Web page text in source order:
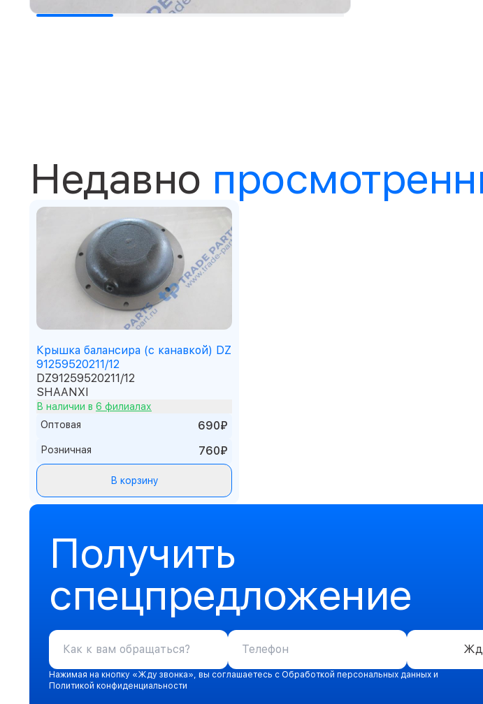
Недавно
Крышка балансира (с канавкой) DZ
91259520211/12
DZ91259520211/12
SHAANXI
В наличии в 6 филиалах
Оптовая
690₽
Розничная 760₽
В корзину
Получить
спецпредложение
Нажимая на кнопку «Жду звонка», вы соглашаетесь с Обработкой персональных данных и
Политикой конфиденциальности